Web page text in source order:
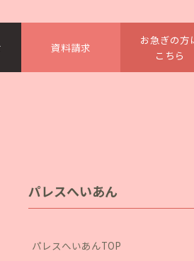
資料請求
お急ぎの方
こちら
パレスへいあん
パレスへいあんTOP